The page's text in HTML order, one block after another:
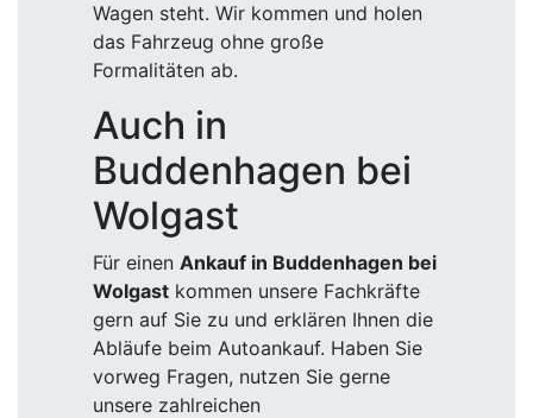
Wagen steht. Wir kommen und holen
das Fahrzeug ohne große
Formalitäten ab.
Auch in
Buddenhagen bei
Wolgast
Für einen Ankauf in Buddenhagen bei
Wolgast kommen unsere Fachkräfte
gern auf Sie zu und erklären Ihnen die
Abläufe beim Autoankauf. Haben Sie
vorweg Fragen, nutzen Sie gerne
unsere zahlreichen